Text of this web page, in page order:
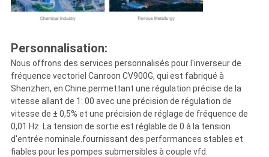
Personnalisation:
Nous offrons des services personnalisés pour l'inverseur de
fréquence vectoriel Canroon CV900G, qui est fabriqué à
Shenzhen, en Chine.permettant une régulation précise de la
vitesse allant de 1: 00 avec une précision de régulation de
vitesse de ± 0,5% et une précision de réglage de fréquence de
0,01 Hz. La tension de sortie est réglable de 0 à la tension
d'entrée nominale.fournissant des performances stables et
fiables pour les pompes submersibles à couple vfd.